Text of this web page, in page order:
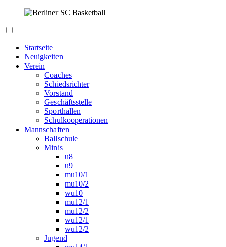
springen
Startseite
Neuigkeiten
Verein
Coaches
Schiedsrichter
Vorstand
Geschäftsstelle
Sporthallen
Schulkooperationen
Mannschaften
Ballschule
Minis
u8
u9
mu10/1
mu10/2
wu10
mu12/1
mu12/2
wu12/1
wu12/2
Jugend